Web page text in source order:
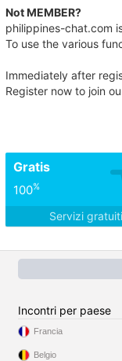
Not MEMBER?
philippines-chat.com
To use the various
Immediately after
Register now to join
Gratis
100%
Servizi
Incontri per paese
Francia
Belgio